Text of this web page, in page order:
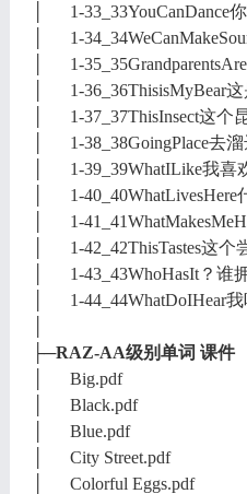
│ 1-33_33YouCanDance
│ 1-
│ 1-
│ 1-36_36ThisisMyBear这
│ 1-37_37ThisInsect这个
│ 1-38_38GoingPlace去溜
│ 1-39_39WhatILike我喜
│ 1-40_40WhatLivesHere
│ 1-
│ 1-42_42ThisTastes这个
│ 1-43_43WhoHasIt？谁
│ 1-44_44WhatDoIHear
├─RAZ-AA级别单词 课件
│ Big.pdf
│ Black.pdf
│ Blue.pdf
│ City Street.pdf
│ Colorful Eggs.pdf